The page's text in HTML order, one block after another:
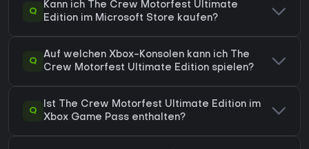
Q
Kann ich The Crew Motorfest Ultimate
Edition im Microsoft Store kaufen?
Q
Auf welchen Xbox-Konsolen kann ich The
Crew Motorfest Ultimate Edition spielen?
Q
Ist The Crew Motorfest Ultimate Edition im
Xbox Game Pass enthalten?